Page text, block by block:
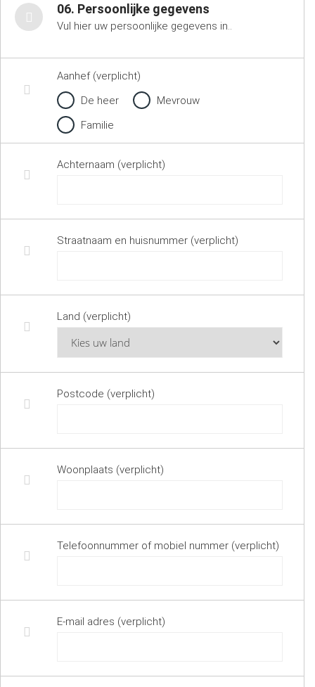
06. Persoonlijke gegevens
Vul hier uw persoonlijke gegevens in..
Aanhef (verplicht)
De heer
Mevrouw
Familie
Achternaam (verplicht)
Straatnaam en huisnummer (verplicht)
Land (verplicht)
Postcode (verplicht)
Woonplaats (verplicht)
Telefoonnummer of mobiel nummer (verplicht)
E-mail adres (verplicht)